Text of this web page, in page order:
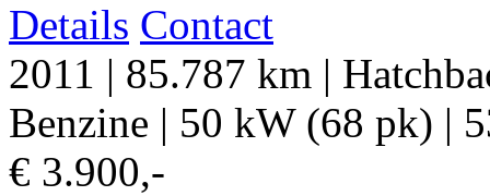
Details Contact
2011 | 85.787 km |
Benzine | 50 kW (68 pk) |
€ 3.900,-